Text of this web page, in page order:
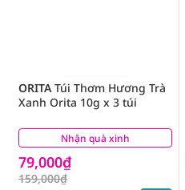
Nhận quà xinh
ORITATúi Thơm Hương Trà
Xanh Orita 10g x 3 túi
79,000₫
159,000₫
(3)